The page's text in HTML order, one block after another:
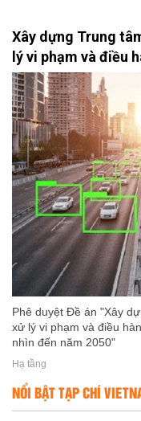
Xây dựng Trung
lý vi phạm và điều
Phê duyệt Đề án "Xây
xử lý vi phạm và điều
nhìn đến năm 2050"
Hạ tầng
NỔI BẬT TẠP CHÍ